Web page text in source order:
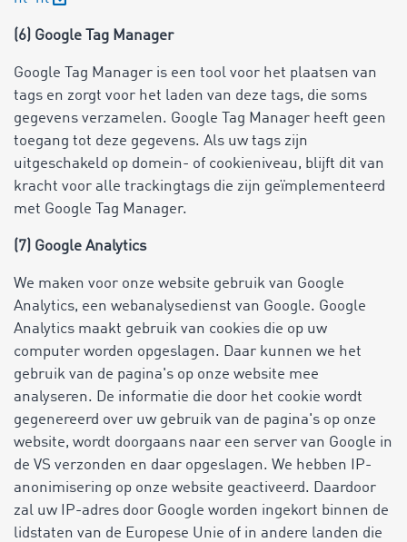
(6) Google Tag Manager
Google Tag Manager is een tool voor het plaatsen van
tags en zorgt voor het laden van deze tags, die soms
gegevens verzamelen. Google Tag Manager heeft geen
toegang tot deze gegevens. Als uw tags zijn
uitgeschakeld op domein- of cookieniveau, blijft dit van
kracht voor alle trackingtags die zijn geïmplementeerd
met Google Tag Manager.
(7) Google Analytics
We maken voor onze website gebruik van Google
Analytics, een webanalysedienst van Google. Google
Analytics maakt gebruik van cookies die op uw
computer worden opgeslagen. Daar kunnen we het
gebruik van de pagina's op onze website mee
analyseren. De informatie die door het cookie wordt
gegenereerd over uw gebruik van de pagina's op onze
website, wordt doorgaans naar een server van Google in
de VS verzonden en daar opgeslagen. We hebben IP-
anonimisering op onze website geactiveerd. Daardoor
zal uw IP-adres door Google worden ingekort binnen de
lidstaten van de Europese Unie of in andere landen die